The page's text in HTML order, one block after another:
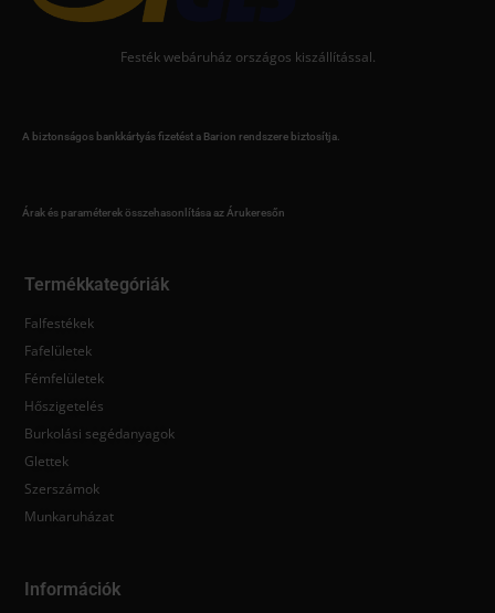
Festék webáruház országos kiszállítással.
A biztonságos bankkártyás fizetést a Barion rendszere biztosítja.
Árak és paraméterek összehasonlítása az Árukeresőn
Termékkategóriák
Falfestékek
Fafelületek
Fémfelületek
Hőszigetelés
Burkolási segédanyagok
Glettek
Szerszámok
Munkaruházat
Információk